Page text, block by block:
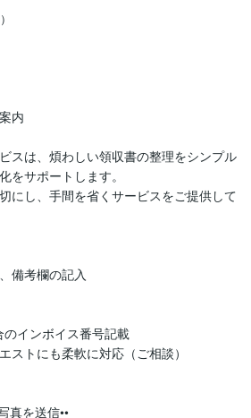
内
スは、煩わしい領収書の整理をシンプル
をサポートします。
にし、手間を省くサービスをご提供して
備考欄の記入
インボイス番号記載
ストにも柔軟に対応（ご相談）
真を送信••